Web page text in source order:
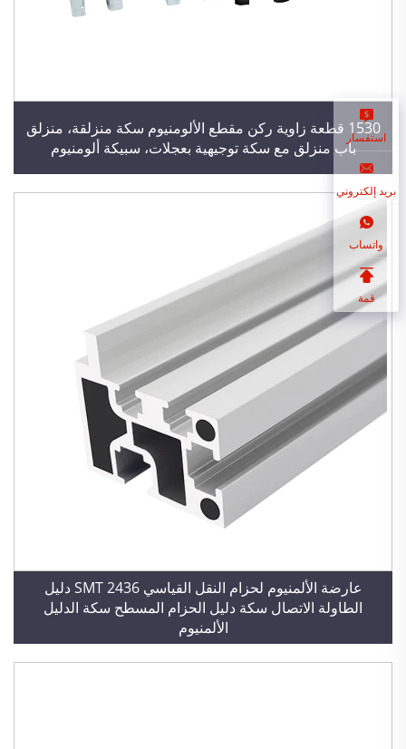
1530 قطعة زاوية ركن مقطع الألومنيوم سكة منزلقة، منزلق
باب منزلق مع سكة توجيهية بعجلات، سبيكة ألومنيوم
عارضة الألمنيوم لحزام النقل القياسي SMT 2436 دليل
الطاولة الاتصال سكة دليل الحزام المسطح سكة الدليل
الألمنيوم
استفسار
بريد إلكتروني
واتساب
قمة